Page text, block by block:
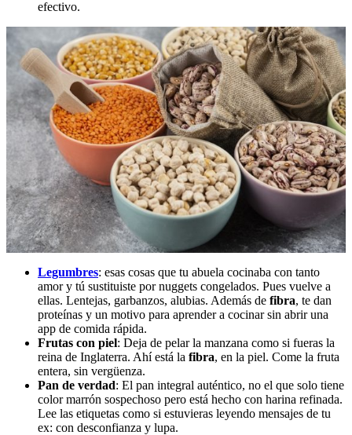
efectivo.
Legumbres: esas cosas que tu abuela cocinaba con tanto
amor y tú sustituiste por nuggets congelados. Pues vuelve a
ellas. Lentejas, garbanzos, alubias. Además de fibra, te dan
proteínas y un motivo para aprender a cocinar sin abrir una
app de comida rápida.
Frutas con piel: Deja de pelar la manzana como si fueras la
reina de Inglaterra. Ahí está la fibra, en la piel. Come la fruta
entera, sin vergüenza.
Pan de verdad: El pan integral auténtico, no el que solo tiene
color marrón sospechoso pero está hecho con harina refinada.
Lee las etiquetas como si estuvieras leyendo mensajes de tu
ex: con desconfianza y lupa.